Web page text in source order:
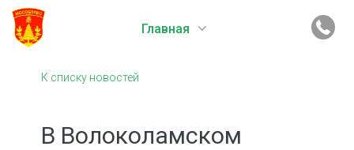
Главная
К списку новостей
В Волоколамском